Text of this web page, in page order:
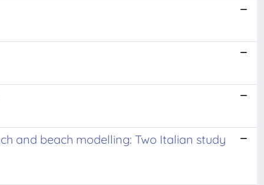
and beach modelling: Two Italian study